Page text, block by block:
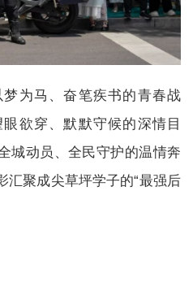
为马、奋笔疾书的青春战
欲穿、默默守候的深情目
城动员、全民守护的温情奔
汇聚成尖草坪学子的“最强后